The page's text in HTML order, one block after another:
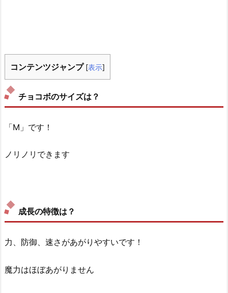
コンテンツジャンプ [表示]
チョコボのサイズは？
「M」です！
ノリノリできます
成長の特徴は？
力、防御、速さがあがりやすいです！
魔力はほぼあがりません